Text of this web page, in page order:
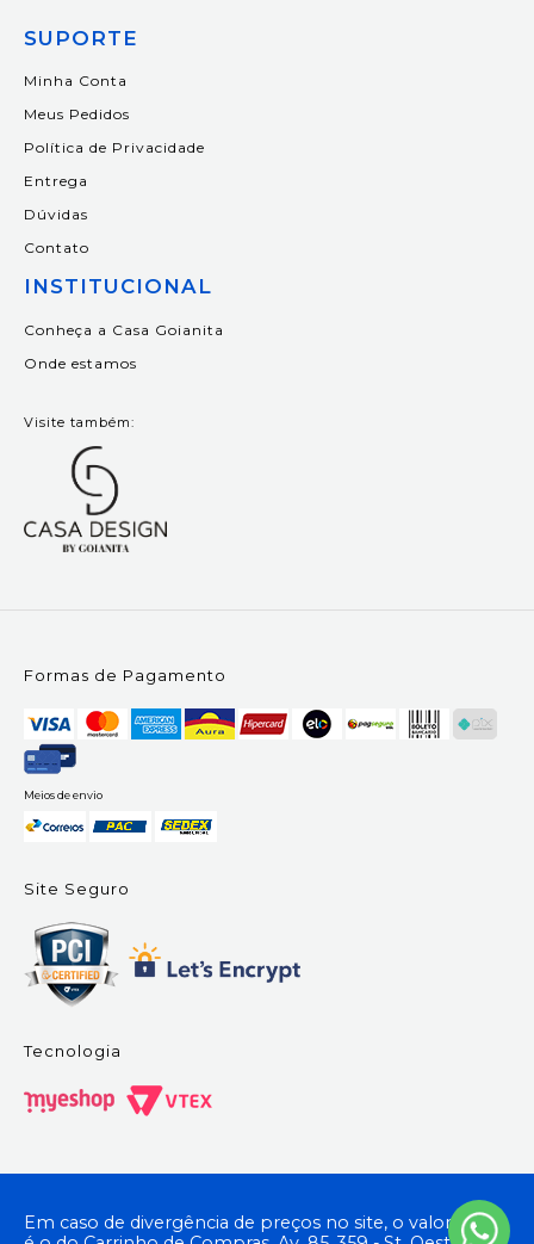
SUPORTE
Minha Conta
Meus Pedidos
Política de Privacidade
Entrega
Dúvidas
Contato
INSTITUCIONAL
Conheça a Casa Goianita
Onde estamos
Visite também:
Formas de Pagamento
Meios de envio
Site Seguro
Tecnologia
Em caso de divergência de preços no site, o valor válido